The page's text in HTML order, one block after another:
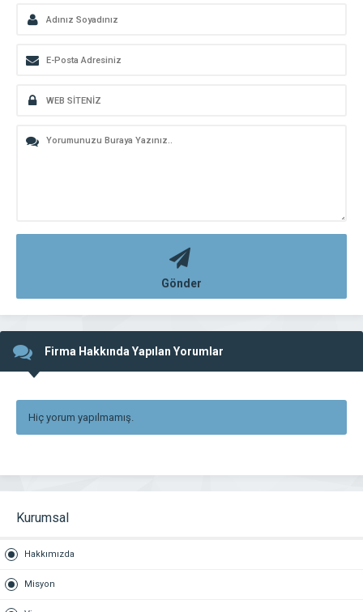
Gönder
Firma Hakkında Yapılan Yorumlar
Hiç yorum yapılmamış.
Kurumsal
Hakkımızda
Misyon